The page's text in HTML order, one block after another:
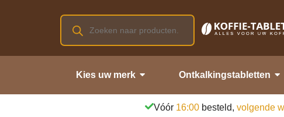
Kies uw merk Ontkalkingstabletten
Vóór 16:00 besteld, volgende